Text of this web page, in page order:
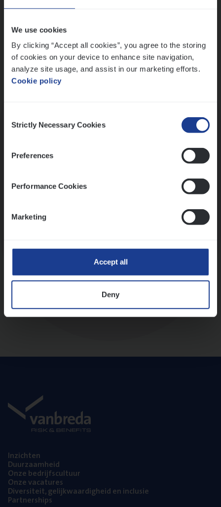
We use cookies
By clicking “Accept all cookies”, you agree to the storing
of cookies on your device to enhance site navigation,
analyze site usage, and assist in our marketing efforts.
Cookie policy
Selection
Strictly Necessary Cookies
Preferences
Performance Cookies
Marketing
Accept all
Deny
Inzich­ten
Duur­zaam­heid
Onze bedrijfs­cul­tuur
Onze vaca­tu­res
Diver­si­teit, gelijk­waar­dig­heid en inclusie
Part­ner­ships